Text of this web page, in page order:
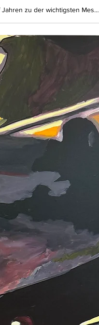
Die ARTMUC ist Münchens größte Kunstmesse und hat sich in den letzten elf Jahren zu der wichtigsten Messe und Verkaufsplattform für zeitgenössische Kunst in Bayern entwickelt.